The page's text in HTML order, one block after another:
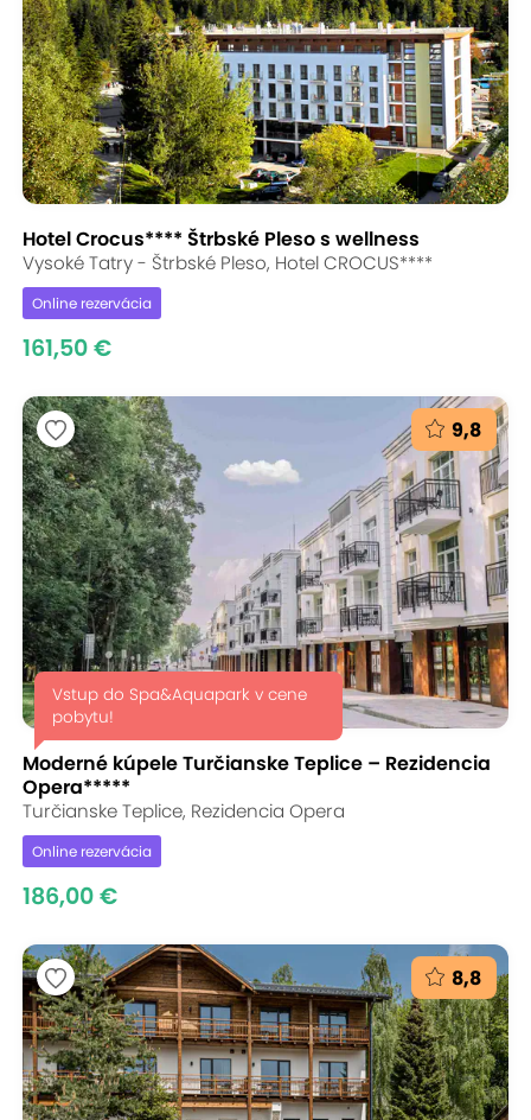
Hotel Crocus**** Štrbské Pleso s wellness
Vysoké Tatry - Štrbské Pleso, Hotel CROCUS****
Online rezervácia
161,50 €
9,8
Vstup do Spa&Aquapark v cene
pobytu!
Moderné kúpele Turčianske Teplice – Rezidencia
Opera*****
Turčianske Teplice, Rezidencia Opera
Online rezervácia
186,00 €
8,8